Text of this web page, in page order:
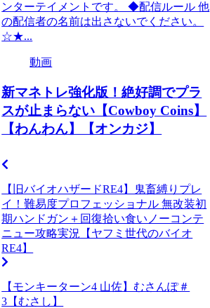
ンターテイメントです。 ◆配信ルール 他
の配信者の名前は出さないでください。
☆★...
動画
新マネトレ強化版！絶好調でプラ
スが止まらない【Cowboy Coins】
【わんわん】【オンカジ】
【旧バイオハザードRE4】鬼畜縛りプレ
イ！難易度プロフェッショナル 無改装初
期ハンドガン＋回復拾い食いノーコンテ
ニュー攻略実況【ヤフミ世代のバイオ
RE4】
【モンキーターン4 山佐】むさんぽ＃
3【むさし】